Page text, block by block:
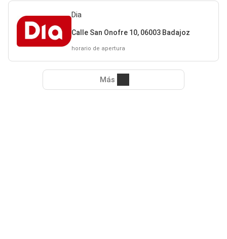
Dia
Calle San Onofre 10, 06003 Badajoz
horario de apertura
Más